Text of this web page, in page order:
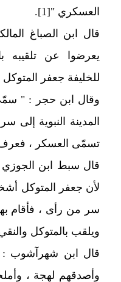
العسكري "[1]
.
قال ابن الصباغ
يعرضوا عن تلقيبه
للخليفة جعفر
وقال ابن حجر : "
المدينة النبوية
تسمّى العسكر ،
قال سبط ابن
لأن جعفر المتوكل
سر من رأى ، فأقام
ويلقب بالمتوكل
قال ابن شهرآشوب :
وأصدقهم لهجة ،